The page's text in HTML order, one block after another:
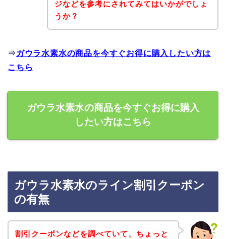
ジなどを参考にされてみてはいかがでしょ
うか？
⇒ ガウラ水素水の商品を今すぐお得に購入したい方は
こちら
ガウラ水素水の商品を今すぐお得に購入
したい方はこちら
ガウラ水素水のライン割引クーポン
の有無
割引クーポンなどを調べていて、ちょっと